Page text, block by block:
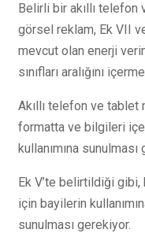
Belirli bir akıllı
görsel reklam, Ek VII
mevcut olan enerji
sınıfları aralığını
Akıllı telefon ve
formatta ve bilgileri
kullanımına sunulması
Ek V’te belirtildiği
için bayilerin
sunulması gerekiyor.